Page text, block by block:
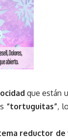
que están
“tortuguitas”,
reductor de